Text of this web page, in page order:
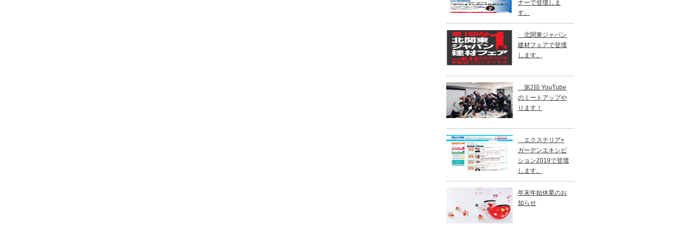
ナーで登壇しま
す。
北関東ジャパン
建材フェアで登壇
します。
第2回 YouTube
のミートアップや
ります！
エクステリア×
ガーデンエキシビ
ション2019で登壇
します。
年末年始休業のお
知らせ